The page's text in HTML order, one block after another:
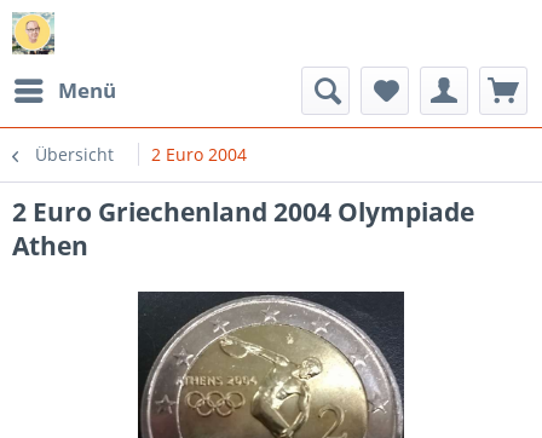
Menü
Übersicht 2 Euro 2004
2 Euro Griechenland 2004 Olympiade
Athen